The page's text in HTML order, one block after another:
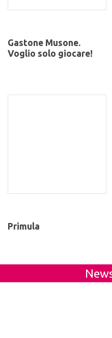
Gastone Musone.
Voglio solo giocare!
Primula